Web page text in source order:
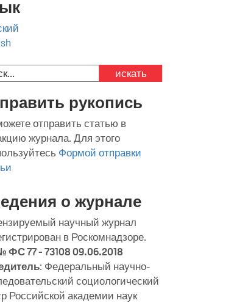
искать
рукопись
отправить статью в
журнала. Для этого
Формой отправки
о журнале
научный журнал
в Роскомнадзоре.
77 - 73108 09.06.2018
: Федеральный научно-
социологический
Российской академии наук